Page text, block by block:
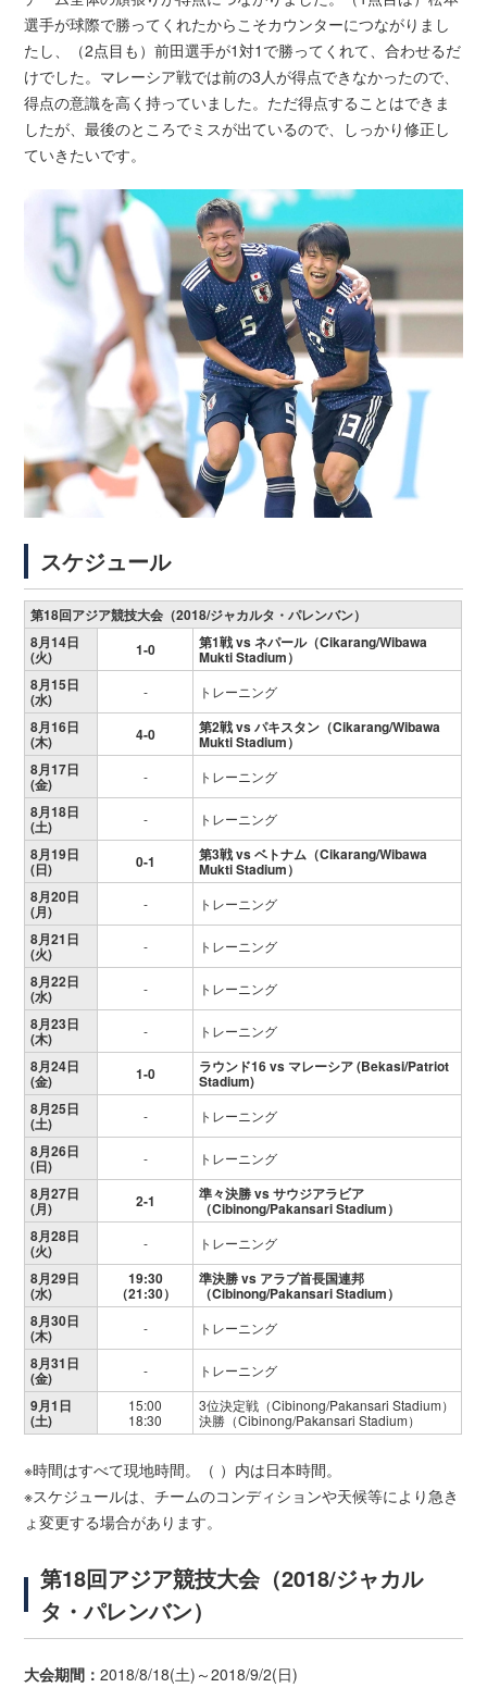
選手が球際で勝ってくれたからこそカウンターにつながりまし
たし、（2点目も）前田選手が1対1で勝ってくれて、合わせるだ
けでした。マレーシア戦では前の3人が得点できなかったので、
得点の意識を高く持っていました。ただ得点することはできま
したが、最後のところでミスが出ているので、しっかり修正し
ていきたいです。
スケジュール
第18回アジア競技大会（2018/ジャカルタ・パレンバン）
8月14日
(火) 1-0 第1戦 vs ネパール（Cikarang/Wibawa
Mukti Stadium）
8月15日
(水) - トレーニング
8月16日
(木) 4-0 第2戦 vs パキスタン（Cikarang/Wibawa
Mukti Stadium）
8月17日
(金) - トレーニング
8月18日
(土) - トレーニング
8月19日
(日) 0-1 第3戦 vs ベトナム（Cikarang/Wibawa
Mukti Stadium）
8月20日
(月) - トレーニング
8月21日
(火) - トレーニング
8月22日
(水) - トレーニング
8月23日
(木) - トレーニング
8月24日
(金) 1-0 ラウンド16 vs マレーシア (Bekasi/Patriot
Stadium)
8月25日
(土) - トレーニング
8月26日
(日) - トレーニング
8月27日
(月) 2-1 準々決勝 vs サウジアラビア
（Cibinong/Pakansari Stadium）
8月28日
(火) - トレーニング
8月29日
(水)
19:30
（21:30）
準決勝 vs アラブ首長国連邦
（Cibinong/Pakansari Stadium）
8月30日
(木) - トレーニング
8月31日
(金) - トレーニング
9月1日
(土)
15:00
18:30
3位決定戦（Cibinong/Pakansari Stadium）
決勝（Cibinong/Pakansari Stadium）
※時間はすべて現地時間。（ ）内は日本時間。
※スケジュールは、チームのコンディションや天候等により急き
ょ変更する場合があります。
第18回アジア競技大会（2018/ジャカル
タ・パレンバン）
大会期間：2018/8/18(土)～2018/9/2(日)